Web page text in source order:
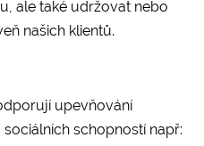
ale také udržovat nebo
našich klientů.
upevňování
schopností např: